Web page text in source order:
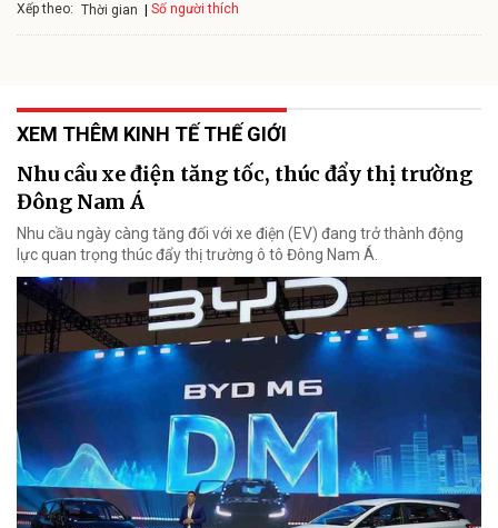
Xếp theo: Thời gian Số người thích
XEM THÊM KINH TẾ THẾ GIỚI
Nhu cầu xe điện tăng tốc, thúc đẩy thị trường
Đông Nam Á
Nhu cầu ngày càng tăng đối với xe điện (EV) đang trở thành động
lực quan trọng thúc đẩy thị trường ô tô Đông Nam Á.